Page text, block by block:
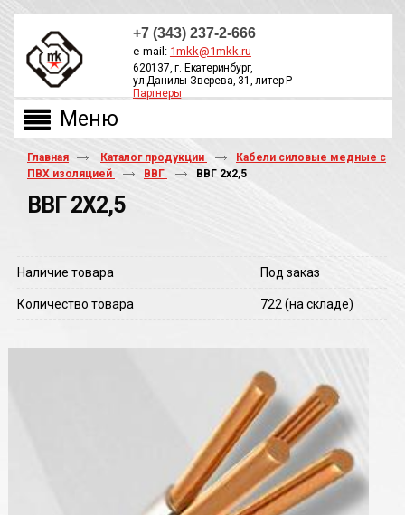
+7 (343) 237-2-666
e-mail: 1mkk@1mkk.ru
620137, г. Екатеринбург,
ул.Данилы Зверева, 31, литер Р
Партнеры
Главная Каталог продукции
Кабели силовые медные с
ПВХ изоляцией
ВВГ ВВГ 2х2,5
ВВГ 2Х2,5
Наличие товара Под заказ
Количество товара 722(на складе)